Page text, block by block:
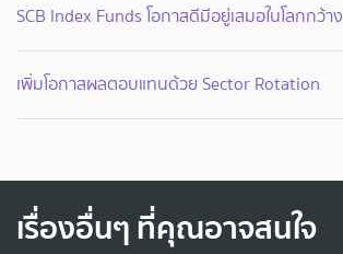
SCB Index Funds โอกาสดีมีอยู่เสมอในโลกกว้าง
เพิ่มโอกาสผลตอบแทนด้วย Sector Rotation
เรื่องอื่นๆ ที่คุณอาจสนใจ